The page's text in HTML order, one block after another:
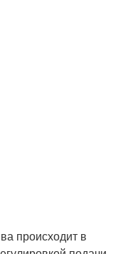
происходит в